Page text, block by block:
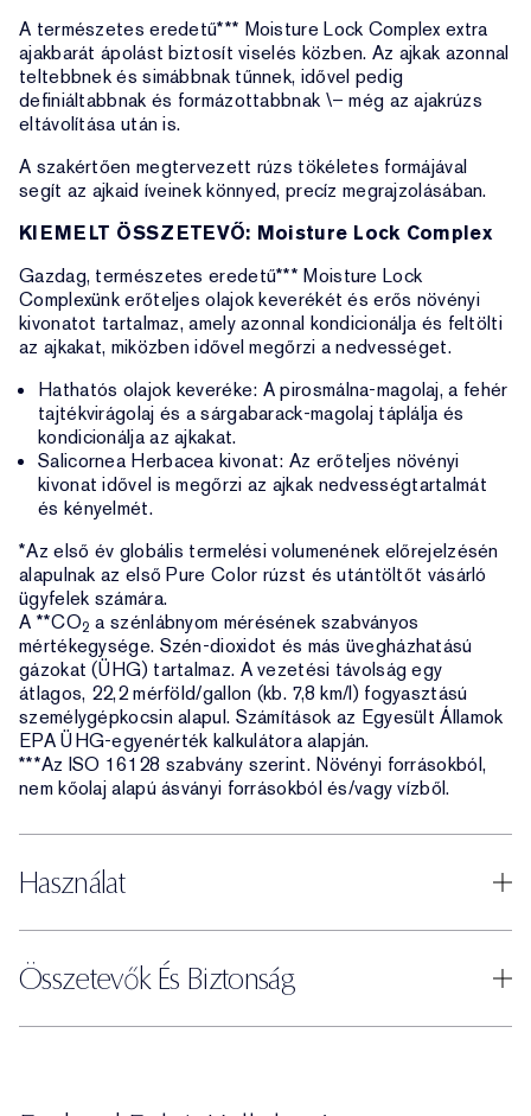
A természetes eredetű*** Moisture Lock Complex extra
ajakbarát ápolást biztosít viselés közben. Az ajkak azonnal
teltebbnek és simábbnak tűnnek, idővel pedig
definiáltabbnak és formázottabbnak \– még az ajakrúzs
eltávolítása után is.
A szakértően megtervezett rúzs tökéletes formájával
segít az ajkaid íveinek könnyed, precíz megrajzolásában.
KIEMELT ÖSSZETEVŐ: Moisture Lock Complex
Gazdag, természetes eredetű*** Moisture Lock
Complexünk erőteljes olajok keverékét és erős növényi
kivonatot tartalmaz, amely azonnal kondicionálja és feltölti
az ajkakat, miközben idővel megőrzi a nedvességet.
Hathatós olajok keveréke: A pirosmálna-magolaj, a fehér
tajtékvirágolaj és a sárgabarack-magolaj táplálja és
kondicionálja az ajkakat.
Salicornea Herbacea kivonat: Az erőteljes növényi
kivonat idővel is megőrzi az ajkak nedvességtartalmát
és kényelmét.
*Az első év globális termelési volumenének előrejelzésén
alapulnak az első Pure Color rúzst és utántöltőt vásárló
ügyfelek számára.
A **CO2 a szénlábnyom mérésének szabványos
mértékegysége. Szén-dioxidot és más üvegházhatású
gázokat (ÜHG) tartalmaz. A vezetési távolság egy
átlagos, 22,2 mérföld/gallon (kb. 7,8 km/l) fogyasztású
személygépkocsin alapul. Számítások az Egyesült Államok
EPA ÜHG-egyenérték kalkulátora alapján.
***Az ISO 16128 szabvány szerint. Növényi forrásokból,
nem kőolaj alapú ásványi forrásokból és/vagy vízből.
Használat
Összetevők És Biztonság